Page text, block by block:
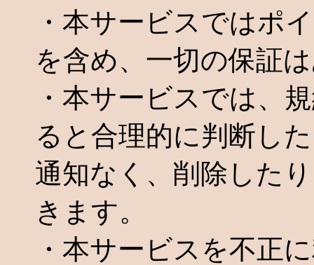
・本サービスではポ
を含め、一切の保証
・本サービスでは、
ると合理的に判断し
通知なく、削除した
きます。
・本サービスを不正